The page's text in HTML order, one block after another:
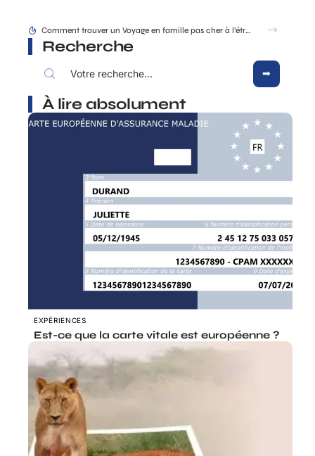
La croisière change de visage : et si c’était le bon moment de franchir le pas ?
Recherche
À lire absolument
EXPÉRIENCES
Est-ce que la carte vitale est européenne ?